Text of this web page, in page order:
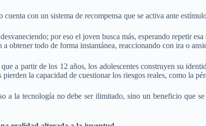
cuenta con un sistema de recompensa que se activa ante
por eso el joven busca más, esperando repetir
a obtener todo de forma instantánea, reaccionando con ira o
a partir de los 12 años, los adolescentes construyen su
la capacidad de cuestionar los riesgos reales, como la
a la tecnología no debe ser ilimitado, sino un beneficio que